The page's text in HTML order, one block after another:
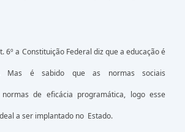
6º a Constituição Federal diz que a educação é
Mas é sabido que as normas sociais
normas de eficácia programática, logo esse
a ser implantado no Estado.